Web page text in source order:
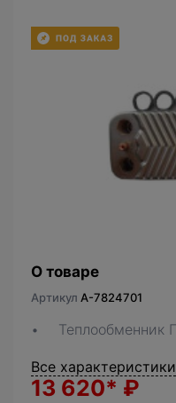
О товаре
Артикул A-7824701
Теплообменник
Все характеристики
13 620* ₽